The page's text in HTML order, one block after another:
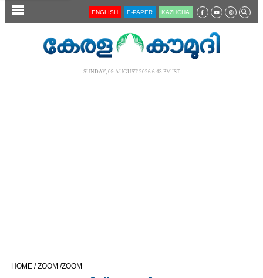
SECTIONS ENGLISH E-PAPER KĀZHCHA
SUNDAY, 09 AUGUST 2026 6.43 PM IST
HOME /ZOOM /ZOOM